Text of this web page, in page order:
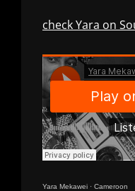
check Yara on
Yara Mekawei · Cameroon